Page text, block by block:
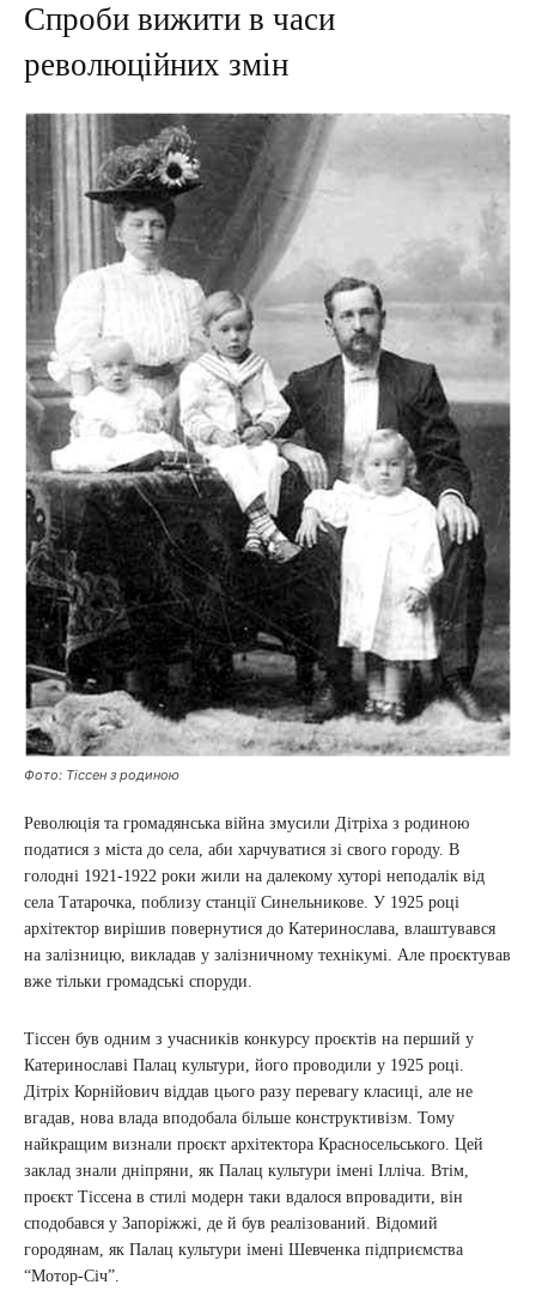
Спроби вижити в часи
революційних змін
Фото: Тіссен з родиною
Революція та громадянська війна змусили Дітріха з родиною
податися з міста до села, аби харчуватися зі свого городу. В
голодні 1921-1922 роки жили на далекому хуторі неподалік від
села Татарочка, поблизу станції Синельникове. У 1925 році
архітектор вирішив повернутися до Катеринослава, влаштувався
на залізницю, викладав у залізничному технікумі. Але проєктував
вже тільки громадські споруди.
Тіссен був одним з учасників конкурсу проєктів на перший у
Катеринославі Палац культури, його проводили у 1925 році.
Дітріх Корнійович віддав цього разу перевагу класиці, але не
вгадав, нова влада вподобала більше конструктивізм. Тому
найкращим визнали проєкт архітектора Красносельського. Цей
заклад знали дніпряни, як Палац культури імені Ілліча. Втім,
проєкт Тіссена в стилі модерн таки вдалося впровадити, він
сподобався у Запоріжжі, де й був реалізований. Відомий
городянам, як Палац культури імені Шевченка підприємства
“Мотор-Січ”.